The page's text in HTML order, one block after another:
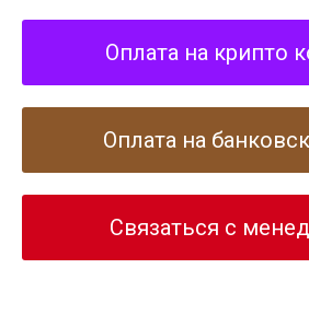
Оплата на крипто
Оплата на
Cвязаться с